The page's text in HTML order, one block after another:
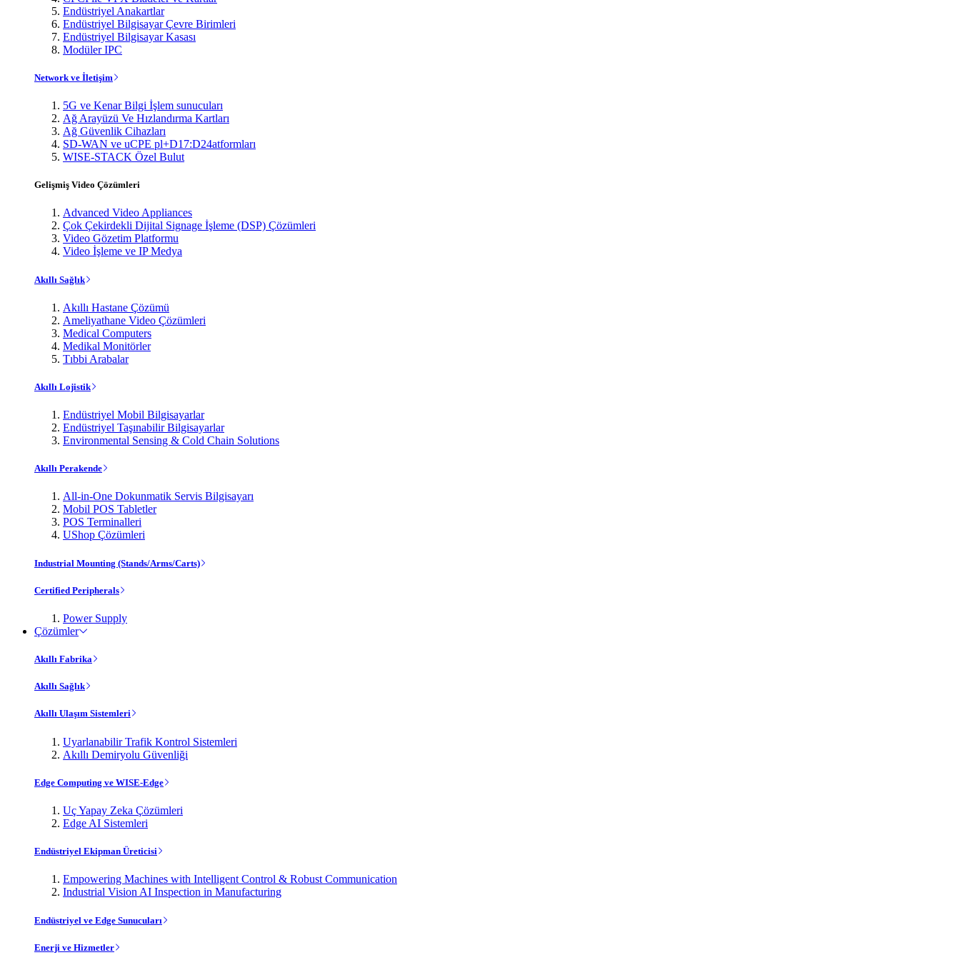
Endüstriyel Anakartlar
Endüstriyel Bilgisayar Çevre Birimleri
Endüstriyel Bilgisayar Kasası
Modüler IPC
Network ve İletişim
5G ve Kenar Bilgi İşlem sunucuları
Ağ Arayüzü Ve Hızlandırma Kartları
Ağ Güvenlik Cihazları
SD-WAN ve uCPE pl+D17:D24atformları
WISE-STACK Özel Bulut
Gelişmiş Video Çözümleri
Advanced Video Appliances
Çok Çekirdekli Dijital Signage İşleme (DSP) Çözümleri
Video Gözetim Platformu
Video İşleme ve IP Medya
Akıllı Sağlık
Akıllı Hastane Çözümü
Ameliyathane Video Çözümleri
Medical Computers
Medikal Monitörler
Tıbbi Arabalar
Akıllı Lojistik
Endüstriyel Mobil Bilgisayarlar
Endüstriyel Taşınabilir Bilgisayarlar
Environmental Sensing & Cold Chain Solutions
Akıllı Perakende
All-in-One Dokunmatik Servis Bilgisayarı
Mobil POS Tabletler
POS Terminalleri
UShop Çözümleri
Industrial Mounting (Stands/Arms/Carts)
Certified Peripherals
Power Supply
Çözümler
Akıllı Fabrika
Akıllı Sağlık
Akıllı Ulaşım Sistemleri
Uyarlanabilir Trafik Kontrol Sistemleri
Akıllı Demiryolu Güvenliği
Edge Computing ve WISE-Edge
Uç Yapay Zeka Çözümleri
Edge AI Sistemleri
Endüstriyel Ekipman Üreticisi
Empowering Machines with Intelligent Control & Robust Communication
Industrial Vision AI Inspection in Manufacturing
Endüstriyel ve Edge Sunucuları
Enerji ve Hizmetler